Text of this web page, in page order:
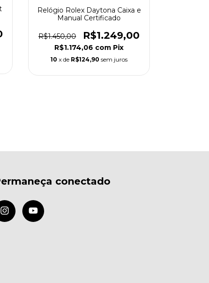
Relógio Rolex Daytona Caixa e
Manual Certificado
R$1.450,00 R$1.249,00
R$1.174,06 com Pix
10 x de R$124,90 sem juros
conectado